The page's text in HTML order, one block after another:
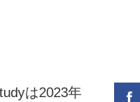
は2023年